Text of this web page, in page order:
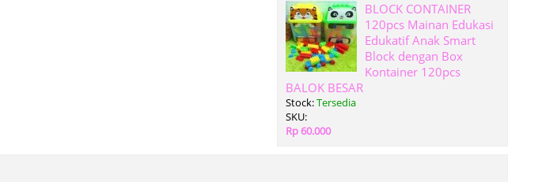
BLOCK CONTAINER
120pcs Mainan Edukasi
Edukatif Anak Smart
Block dengan Box
Kontainer 120pcs
BALOK BESAR
Stock:Tersedia
SKU:
Rp 60.000